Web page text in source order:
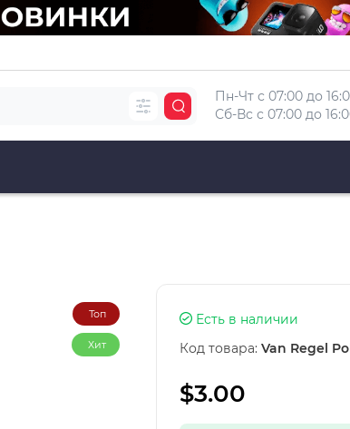
Пн-Чт с 07:00 до
Сб-Вс с 07:00 до
Топ
Хит
Есть в наличии
Код товара: Van Regel
$3.00